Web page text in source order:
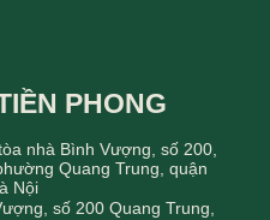
PHONG
nhà Bình Vượng, số 200,
Quang Trung, quận
Nội
số 200 Quang Trung,